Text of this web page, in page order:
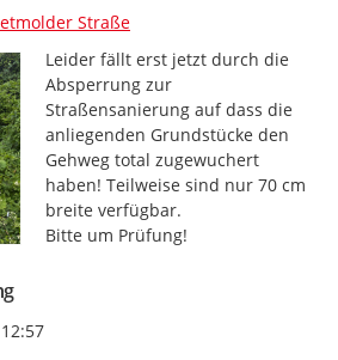
Straße
Leider fällt erst jetzt durch die
Absperrung zur
Straßensanierung auf dass die
anliegenden Grundstücke den
Gehweg total zugewuchert
haben! Teilweise sind nur 70 cm
breite verfügbar.
Bitte um Prüfung!